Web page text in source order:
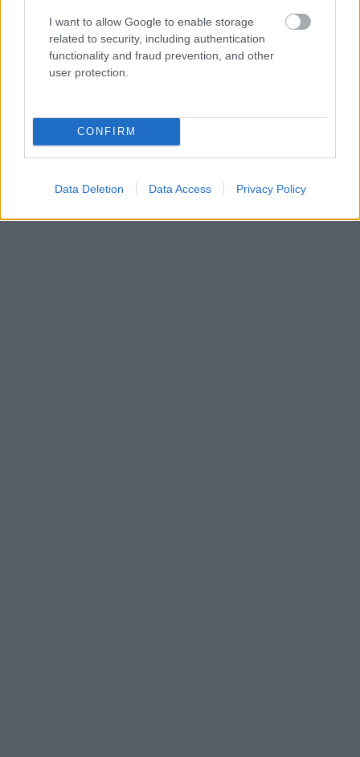
I want to allow Google to enable storage
related to security, including authentication
functionality and fraud prevention, and other
user protection.
CONFIRM
Data Deletion Data Access Privacy Policy